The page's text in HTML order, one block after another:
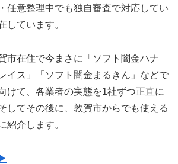
任意整理中でも独自審査で対応してい
しています。
市在住で今まさに「ソフト闇金ハナ
イス」「ソフト闇金まるきん」などで
けて、各業者の実態を1社ずつ正直に
してその後に、敦賀市からでも使える
紹介します。